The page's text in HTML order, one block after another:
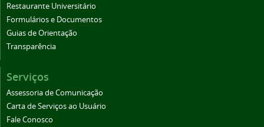
Restaurante Universitário
Formulários e Documentos
Guias de Orientação
Transparência
Serviços
Assessoria de Comunicação
Carta de Serviços ao Usuário
Fale Conosco